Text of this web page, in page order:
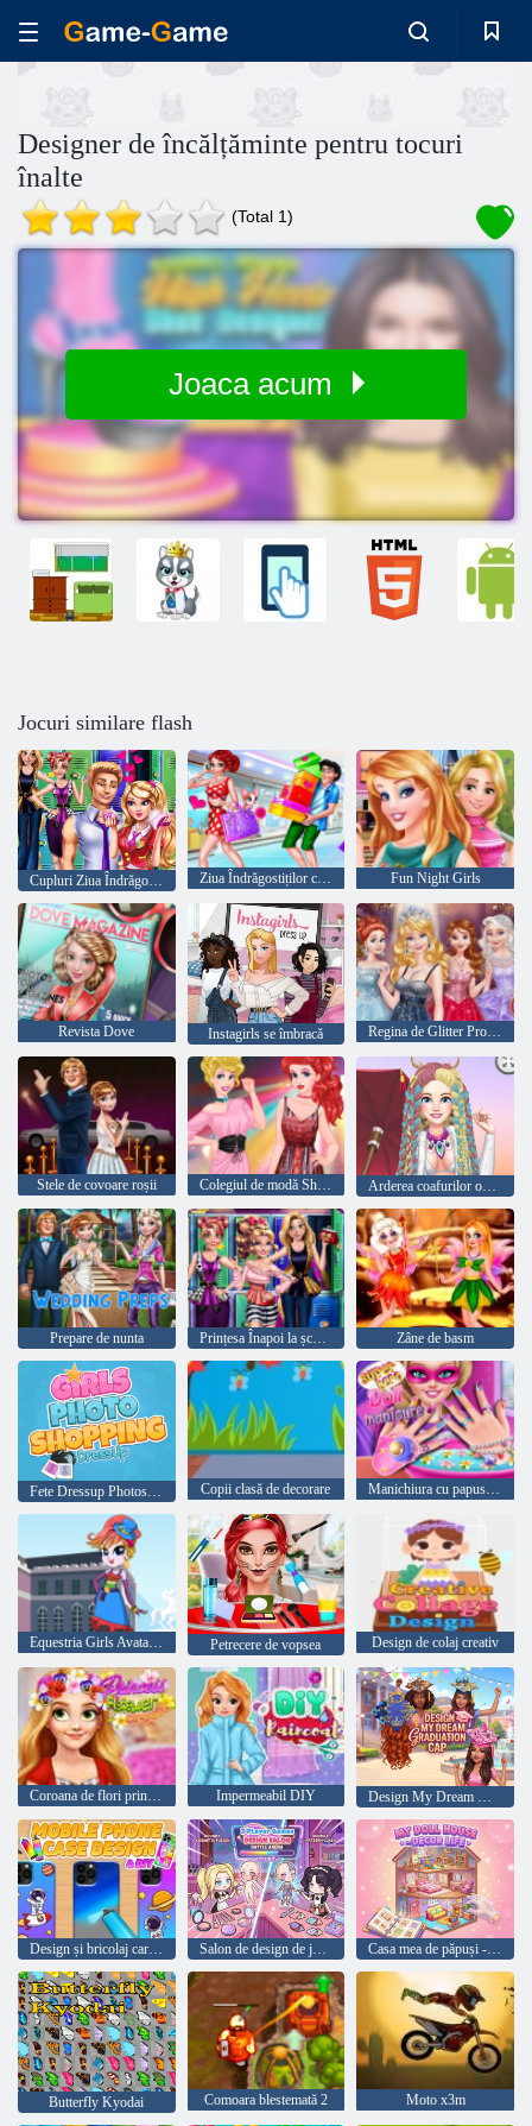
Designer de încălțăminte pentru tocuri
înalte
(Total 1)
Joaca acum
Jocuri similare flash
Cupluri Ziua Îndrăgostiților Ziua Îndrăgostiților cumpărături Fun Night Girls
Revista Dove Instagirls se îmbracă Regina de Glitter Prom Ball
Stele de covoare roșii Colegiul de modă Show Arderea coafurilor omului
Prepare de nunta Prințesa Înapoi la școală Zâne de basm
Copii clasă de decorare Manichiura cu papusa Superhero
Equestria Girls Avatar Maker Petrecere de vopsea Design de colaj creativ
Coroana de flori prințesă Impermeabil DIY Design My Dream Graduation Cap
Design și bricolaj carcase pentru telefoane mobile Salon de design de jocuri pentru 2 jucători Casa mea de păpuși - Decor Life
Butterfly Kyodai Comoara blestemată 2 Moto x3m